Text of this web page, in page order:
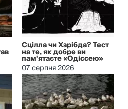
Сцілла чи Харібда? Тест
на те, як добре ви
пам'ятаєте «Одіссею»
07 серпня 2026